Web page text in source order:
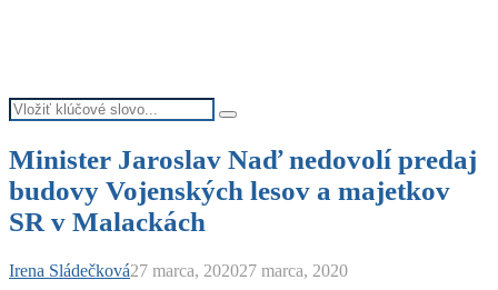
Search
for:
Search
Minister Jaroslav Naď nedovolí predaj
budovy Vojenských lesov a majetkov
SR v Malackách
Irena Sládečková27 marca, 202027 marca, 2020